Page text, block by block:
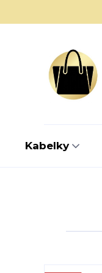
Kabelky